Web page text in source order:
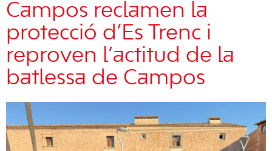
Campos reclamen la
protecció d’Es Trenc i
reproven l’actitud de la
batlessa de Campos